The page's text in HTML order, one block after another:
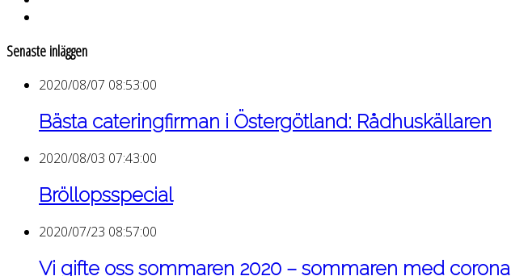
Senaste inläggen
2020/08/07 08:53:00
Bästa cateringfirman i Östergötland: Rådhuskällaren
2020/08/03 07:43:00
Bröllopsspecial
2020/07/23 08:57:00
Vi gifte oss sommaren 2020 – sommaren med corona